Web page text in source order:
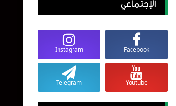
الإجتماعي
Facebook
Instagram
Youtube
Telegram